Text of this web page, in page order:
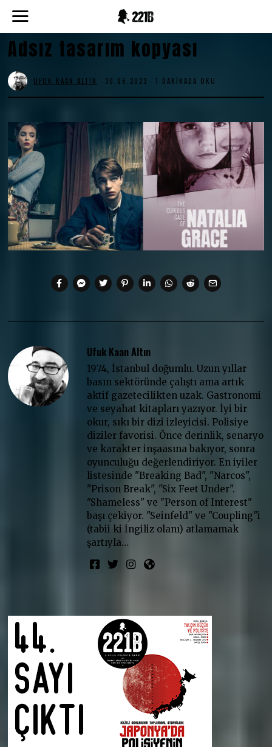
Adsız tasarım kopyası
UFUK KAAN ALTIN 30.06.2023 1 DAKIKADA OKU
Ufuk Kaan Altın
1974, İstanbul doğumlu. Uzun yıllar
basın sektöründe çalıştı ama artık
aktif gazetecilikten uzak. Gastronomi
ve seyahat kitapları yazıyor. İyi bir
okur, sıkı bir dizi izleyicisi. Polisiye
diziler favorisi. Önce derinlik, senaryo
ve karakter inşaasına bakıyor, sonra
oyunculuğu değerlendiriyor. En iyiler
listesinde "Breaking Bad", "Narcos",
"Prison Break", "Six Feet Under".
"Shameless" ve "Person of Interest"
başı çekiyor. "Seinfeld" ve "Coupling"i
(tabii ki İngiliz olanı) atlamamak
şartıyla…